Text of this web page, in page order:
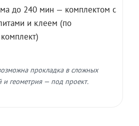
до 240 мин — комплектом с
и клеем (по
прокладка в сложных
и геометрия — под проект.